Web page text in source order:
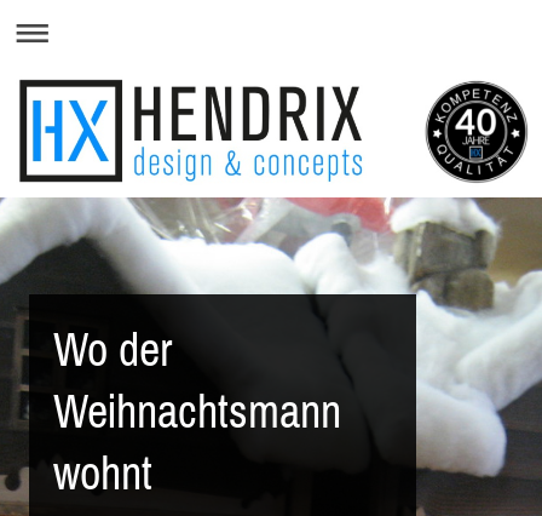
Wo der
Weihnachtsmann
wohnt